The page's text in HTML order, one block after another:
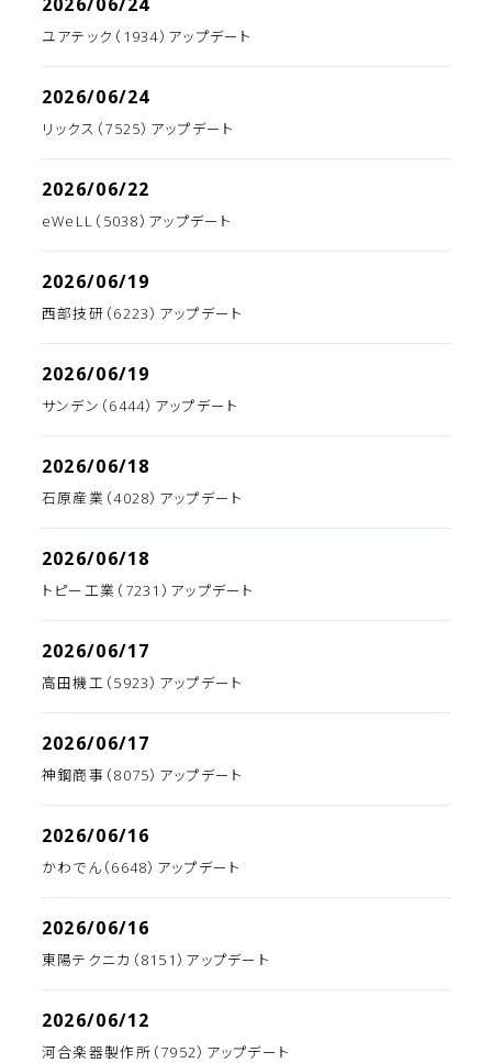
ユアテック（1934）アップデート
2026/06/24
リックス（7525）アップデート
2026/06/22
eWeLL（5038）アップデート
2026/06/19
西部技研（6223）アップデート
2026/06/19
サンデン（6444）アップデート
2026/06/18
石原産業（4028）アップデート
2026/06/18
トピー工業（7231）アップデート
2026/06/17
高田機工（5923）アップデート
2026/06/17
神鋼商事（8075）アップデート
2026/06/16
かわでん（6648）アップデート
2026/06/16
東陽テクニカ（8151）アップデート
2026/06/12
河合楽器製作所（7952）アップデート